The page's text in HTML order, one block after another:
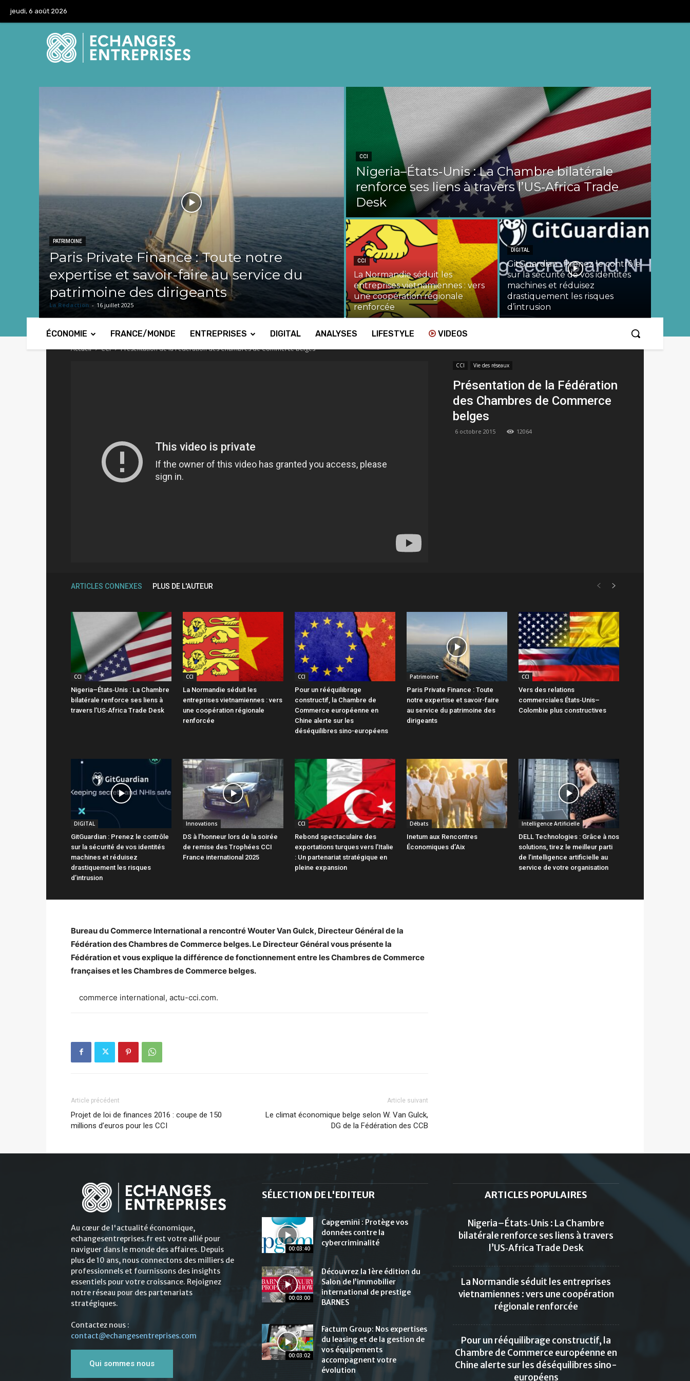
jeudi, 6 août 2026
PATRIMOINE
Paris Private Finance : Toute notre
expertise et savoir-faire au service du
patrimoine des dirigeants
La Redaction - 16 juillet 2025
CCI
Nigeria–États‑Unis : La Chambre bilatérale
renforce ses liens à travers l’US‑Africa Trade
Desk
CCI
La Normandie séduit les
entreprises vietnamiennes : vers
une coopération régionale
renforcée
DIGITAL
GitGuardian : Prenez le contrôle
sur la sécurité de vos identités
machines et réduisez
drastiquement les risques
d’intrusion
ÉCONOMIE FRANCE/MONDE ENTREPRISES DIGITAL ANALYSES LIFESTYLE VIDEOS
Accueil CCI Présentation de la Fédération des Chambres de Commerce belges
CCI Vie des réseaux
Présentation de la Fédération
des Chambres de Commerce
belges
6 octobre 2015 12064
ARTICLES CONNEXES PLUS DE L'AUTEUR
CCI
Nigeria–États‑Unis : La Chambre
bilatérale renforce ses liens à
travers l’US‑Africa Trade Desk
CCI
La Normandie séduit les
entreprises vietnamiennes : vers
une coopération régionale
renforcée
CCI
Pour un rééquilibrage
constructif, la Chambre de
Commerce européenne en
Chine alerte sur les
déséquilibres sino-européens
Patrimoine
Paris Private Finance : Toute
notre expertise et savoir-faire
au service du patrimoine des
dirigeants
CCI
Vers des relations
commerciales États‑Unis–
Colombie plus constructives
DIGITAL
GitGuardian : Prenez le contrôle
sur la sécurité de vos identités
machines et réduisez
drastiquement les risques
d’intrusion
Innovations
DS à l’honneur lors de la soirée
de remise des Trophées CCI
France international 2025
CCI
Rebond spectaculaire des
exportations turques vers l’Italie
: Un partenariat stratégique en
pleine expansion
Débats
Inetum aux Rencontres
Économiques d’Aix
Intelligence Artificielle
DELL Technologies : Grâce à nos
solutions, tirez le meilleur parti
de l’intelligence artificielle au
service de votre organisation
Bureau du Commerce International a rencontré Wouter Van Gulck, Directeur Général de la
Fédération des Chambres de Commerce belges.Le Directeur Général vous présente la
Fédération et vous explique la différence de fonctionnement entre les Chambres de Commerce
françaises et les Chambres de Commerce belges.
commerce international, actu-cci.com.
Article précédent
Projet de loi de finances 2016 : coupe de 150
millions d’euros pour les CCI
Article suivant
Le climat économique belge selon W. Van Gulck,
DG de la Fédération des CCB
Au cœur de l'actualité économique,
echangesentreprises.fr est votre allié pour
naviguer dans le monde des affaires. Depuis
plus de 10 ans, nous connectons des milliers de
professionnels et fournissons des insights
essentiels pour votre croissance. Rejoignez
notre réseau pour des partenariats
stratégiques.
Contactez nous :
contact@echangesentreprises.com
Qui sommes nous
SÉLECTION DE L'EDITEUR
00:03:40
Capgemini : Protège vos
données contre la
cybercriminalité
00:03:00
Découvrez la 1ère édition du
Salon de l’immobilier
international de prestige
BARNES
00:03:02
Factum Group: Nos expertises
du leasing et de la gestion de
vos équipements
accompagnent votre
évolution
ARTICLES POPULAIRES
Nigeria–États‑Unis : La Chambre
bilatérale renforce ses liens à travers
l’US‑Africa Trade Desk
La Normandie séduit les entreprises
vietnamiennes : vers une coopération
régionale renforcée
Pour un rééquilibrage constructif, la
Chambre de Commerce européenne en
Chine alerte sur les déséquilibres sino-
européens